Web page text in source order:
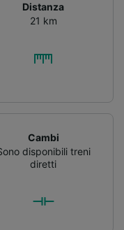
Distanza
21 km
Cambi
disponibili treni
diretti